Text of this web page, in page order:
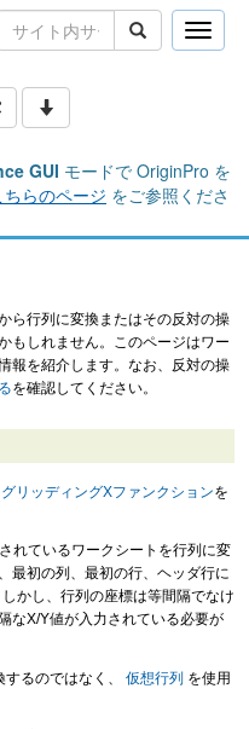
Toggle
GUI モードで OriginPro を
ちらのページ をご参照くださ
ら行列に変換またはその反対の操
もしれません。このページはワー
報を紹介します。なお、反対の操
を確認してください。
グリッディングXファンクションを
れているワークシートを行列に変
最初の列、最初の行、ヘッダ行に
かし、行列の座標は等間隔でなけ
なX/Y値が入力されている必要が
るのではなく、 仮想行列 を使用